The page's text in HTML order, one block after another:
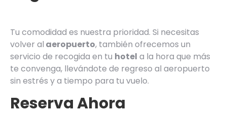
Tu comodidad es nuestra prioridad. Si necesitas
volver al aeropuerto, también ofrecemos un
servicio de recogida en tu hotel a la hora que más
te convenga, llevándote de regreso al aeropuerto
sin estrés y a tiempo para tu vuelo.
Reserva Ahora